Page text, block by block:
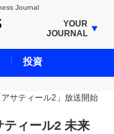
Journal
YOUR
JOURNAL
サティール2」放送開始
ィール2 未来
投資